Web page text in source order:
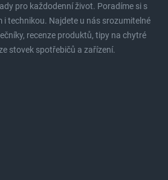
pro každodenní život. Poradíme si s
i technikou. Najdete u nás srozumitelné
recenze produktů, tipy na chytré
stovek spotřebičů a zařízení.